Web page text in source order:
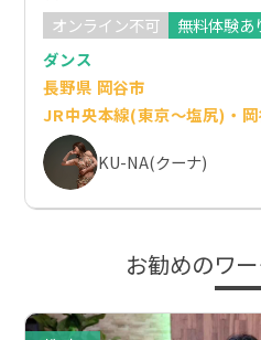
オンライン不可
無料体験あ
ダンス
長野県 岡谷市
JR中央本線(東京～塩尻)・岡
KU-NA(クーナ)
お勧めのワ